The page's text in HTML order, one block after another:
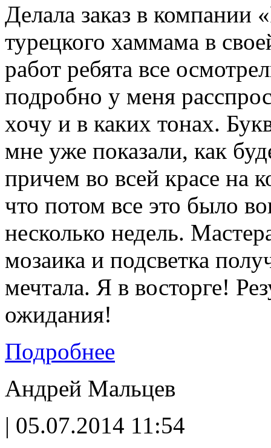
Делала заказ в компании
турецкого хаммама в
работ ребята все
подробно у меня
хочу и в каких тонах.
мне уже показали, как
причем во всей красе на
что потом все это было
несколько недель.
мозаика и подсветка
мечтала. Я в восторге!
ожидания!
Подробнее
Андрей Мальцев
| 05.07.2014 11:54